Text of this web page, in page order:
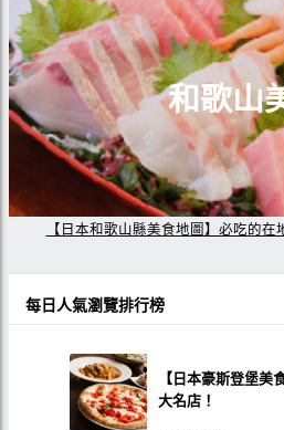
和歌山
【日本和歌山縣美食地圖】必吃的在
每日人氣瀏覽排行榜
【日本豪斯登堡美
大名店！